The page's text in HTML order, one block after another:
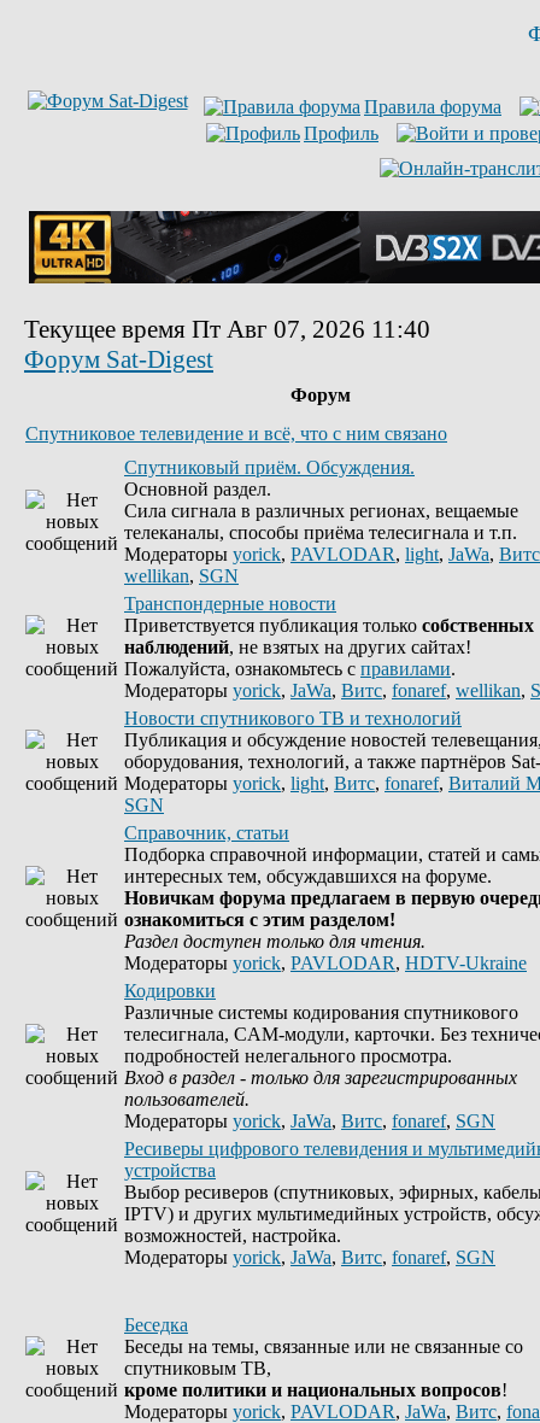
Правила форума
Профиль
Текущее время Пт Авг 07, 2026 11:40
Форум Sat-Digest
Форум
Спутниковое телевидение и всё, что с ним связано
Спутниковый приём. Обсуждения.
Основной раздел.
Сила сигнала в различных регионах, вещаемые
телеканалы, способы приёма телесигнала и т.п.
Модераторы yorick, PAVLODAR, light, JaWa, Витс
wellikan, SGN
Транспондерные новости
Приветствуется публикация только собственных
наблюдений, не взятых на других сайтах!
Пожалуйста, ознакомьтесь с правилами.
Модераторы yorick, JaWa, Витс, fonaref, wellikan,
Новости спутникового ТВ и технологий
Публикация и обсуждение новостей
оборудования, технологий, а также партнёров
Модераторы yorick, light, Витс, fonaref, Виталий
SGN
Справочник, статьи
Подборка справочной информации, статей и
интересных тем, обсуждавшихся на форуме.
Новичкам форума предлагаем в первую
ознакомиться с этим разделом!
Раздел доступен только для чтения.
Модераторы yorick, PAVLODAR, HDTV-Ukraine
Кодировки
Различные системы кодирования спутникового
телесигнала, CAM-модули, карточки. Без
подробностей нелегального просмотра.
Вход в раздел - только для зарегистрированных
пользователей.
Модераторы yorick, JaWa, Витс, fonaref, SGN
Ресиверы цифрового телевидения и
устройства
Выбор ресиверов (спутниковых, эфирных,
IPTV) и других мультимедийных устройств,
возможностей, настройка.
Модераторы yorick, JaWa, Витс, fonaref, SGN
Беседка
Беседы на темы, связанные или не связанные со
спутниковым ТВ,
кроме политики и национальных вопросов!
Модераторы yorick, PAVLODAR, JaWa, Витс,